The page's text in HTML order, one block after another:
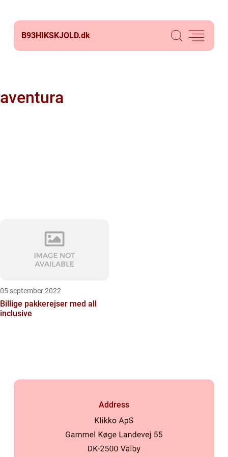
B93HIKSKJOLD.dk
aventura
05 september 2022
Billige pakkerejser med all
inclusive
Address